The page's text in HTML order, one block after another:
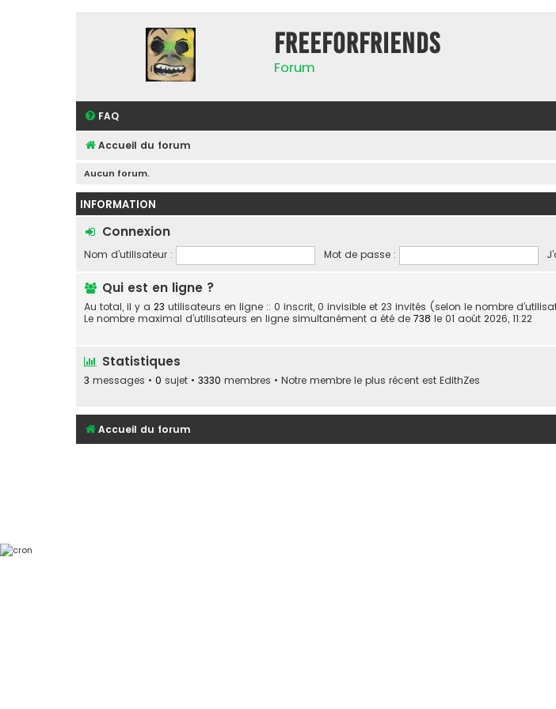
FreeForFriends
Forum
FAQ
Accueil du forum
Aucun forum.
INFORMATION
Connexion
Nom d’utilisateur : Mot de passe :
Qui est en ligne ?
Au total, il y a 23 utilisateurs en ligne :: 0 inscrit, 0 invisible et 23 invités (selon le nombre
Le nombre maximal d’utilisateurs en ligne simultanément a été de 738 le 01 août 2026, 11:22
Statistiques
3 messages • 0 sujet • 3330 membres • Notre membre le plus récent est EdithZes
Accueil du forum